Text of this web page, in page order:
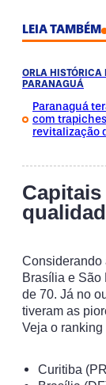
LEIA TAMBÉM
ORLA HISTÓRICA
PARANAGUÁ
Paranaguá
com
revitalização
Considerando
Brasília e São
de 70. Já no
tiveram as
Veja o
Curitiba